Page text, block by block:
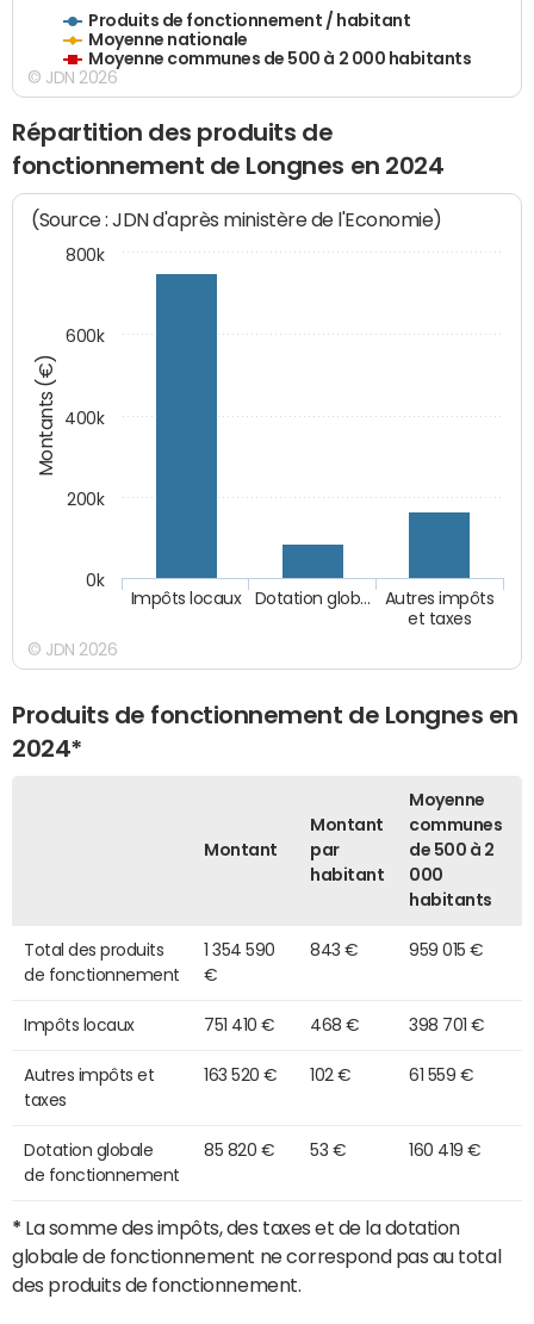
Produits de fonctionnement / habitant
Moyenne nationale
Moyenne communes de 500 à 2 000 habitants
© JDN 2026
Répartition des produits de
fonctionnement de Longnes en 2024
Montants (€)
(Source : JDN d'après ministère de l'Economie)
Autres impôts
et taxes
Dotation glob…
Impôts locaux
0k
200k
400k
600k
800k
© JDN 2026
Produits de fonctionnement de Longnes en
2024*
Montant
Montant
par
habitant
Moyenne
communes
de 500 à 2
000
habitants
Total des produits
de fonctionnement
1 354 590
€
843 € 959 015 €
Impôts locaux 751 410 € 468 € 398 701 €
Autres impôts et
taxes
163 520 € 102 € 61 559 €
Dotation globale
de fonctionnement
85 820 € 53 € 160 419 €
* La somme des impôts, des taxes et de la dotation
globale de fonctionnement ne correspond pas au total
des produits de fonctionnement.